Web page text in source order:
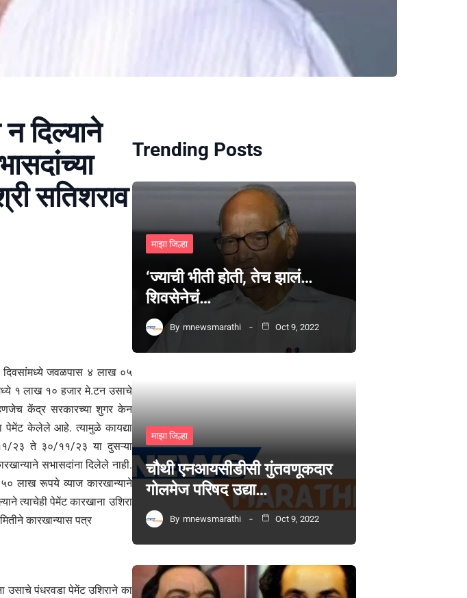
दिल्याने
सतिशराव
दिवसांमध्ये जवळपास ४ लाख ०५
१ लाख १० हजार मे.टन उसाचे
केंद्र सरकारच्या शुगर केन
पेमेंट केलेले आहे. त्यामुळे कायद्या
२३ ते ३०/११/२३ या दुसऱ्या
सभासदांना दिलेले नाही.
लाख रूपये व्याज कारखान्याने
त्याचेही पेमेंट कारखाना उशिरा
कारखान्यास पत्र
उसाचे पंधरवडा पेमेंट उशिराने का
Trending Posts
माझा जिल्हा
‘ज्याची भीती होती, तेच झालं…
शिवसेनेचं…
By mnewsmarathi Oct 9, 2022
माझा जिल्हा
चौथी एनआयसीडीसी गुंतवणूकदार
गोलमेज परिषद उद्या…
By mnewsmarathi Oct 9, 2022